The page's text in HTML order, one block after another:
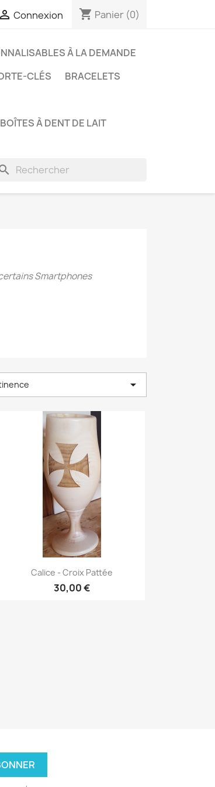
 Connexion shopping_cart Panier (0)
À LA DEMANDE
CLÉS
BRACELETS
BOÎTES À DENT DE LAIT
Smartphones

Aperçu rapide
Calice - Croix Pattée
30,00 €